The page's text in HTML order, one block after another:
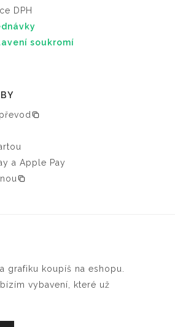
DPH
soukromí
a Apple Pay
grafiku koupíš na eshopu.
vybavení, které už